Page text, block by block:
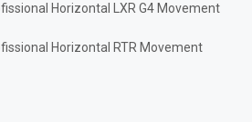
Horizontal LXR G4 Movement
Horizontal RTR Movement